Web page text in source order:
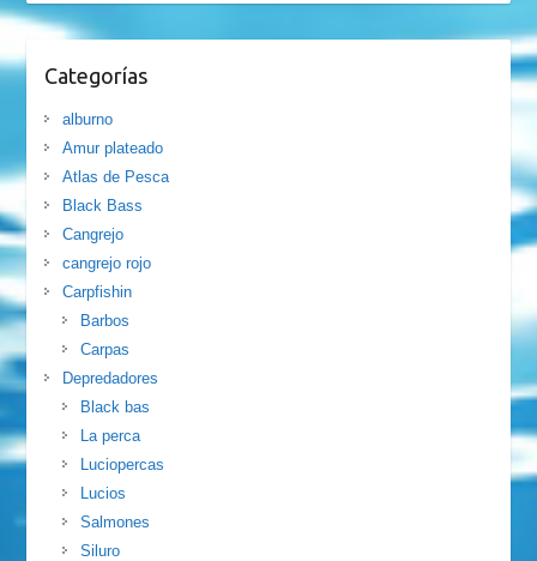
Categorías
alburno
Amur plateado
Atlas de Pesca
Black Bass
Cangrejo
cangrejo rojo
Carpfishin
Barbos
Carpas
Depredadores
Black bas
La perca
Luciopercas
Lucios
Salmones
Siluro